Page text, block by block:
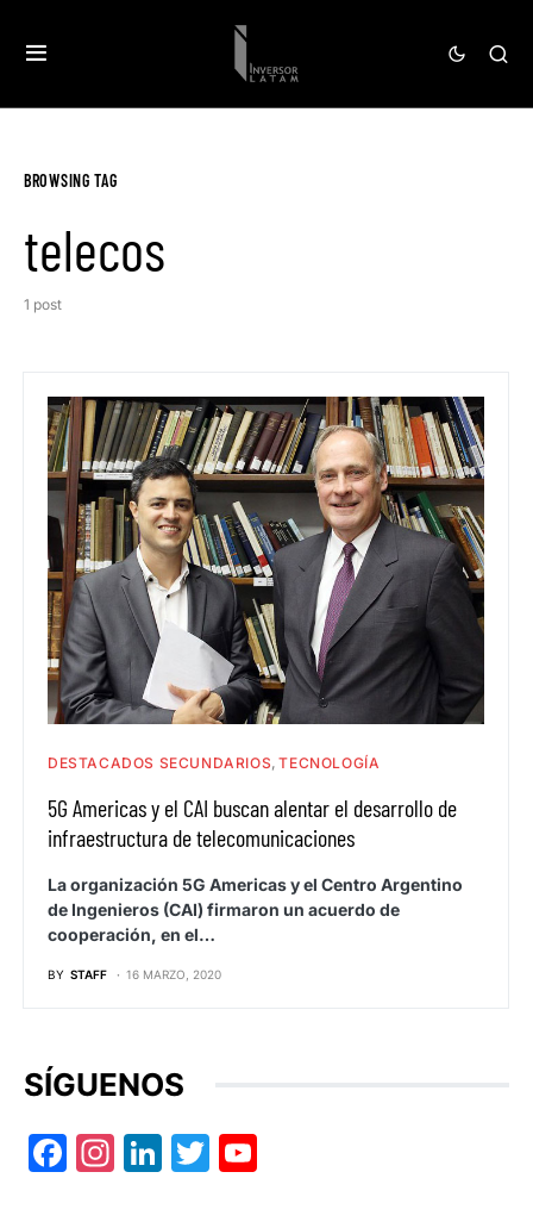
BROWSING TAG
telecos
1 post
DESTACADOS SECUNDARIOS TECNOLOGÍA
5G Americas y el CAI buscan alentar el desarrollo de
infraestructura de telecomunicaciones
La organización 5G Americas y el Centro Argentino
de Ingenieros (CAI) firmaron un acuerdo de
cooperación, en el…
BY STAFF 16 MARZO, 2020
SÍGUENOS
Facebook
Instagram
LinkedIn
Twitter